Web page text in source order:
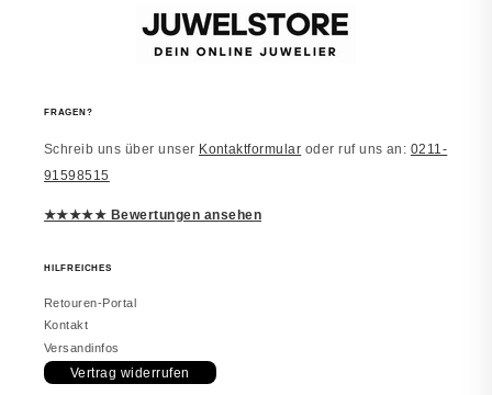
Richtig schön
Macht einen edlen Eindruck. Trage es
vor 2 Monaten
FRAGEN?
Schreib uns über unser Kontaktformular oder ruf uns an: 0211-
91598515
★★★★★ Bewertungen ansehen
HILFREICHES
Retouren-Portal
Kontakt
Versandinfos
Vertrag widerrufen